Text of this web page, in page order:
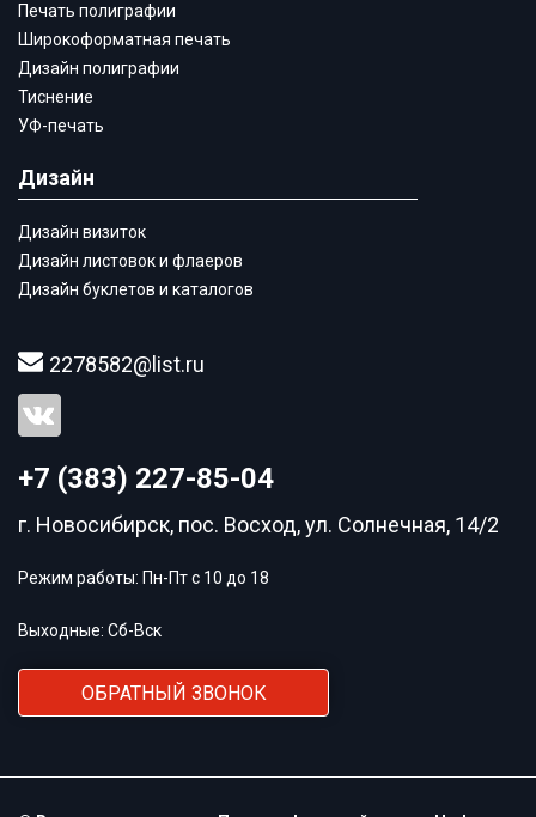
Печать полиграфии
Широкоформатная печать
Дизайн полиграфии
Тиснение
УФ-печать
Дизайн
Дизайн визиток
Дизайн листовок и флаеров
Дизайн буклетов и каталогов
2278582@list.ru
+7 (383) 227-85-04
г. Новосибирск, пос. Восход, ул. Солнечная, 14/2
Режим работы: Пн-Пт с 10 до 18
Выходные: Сб-Вск
ОБРАТНЫЙ ЗВОНОК